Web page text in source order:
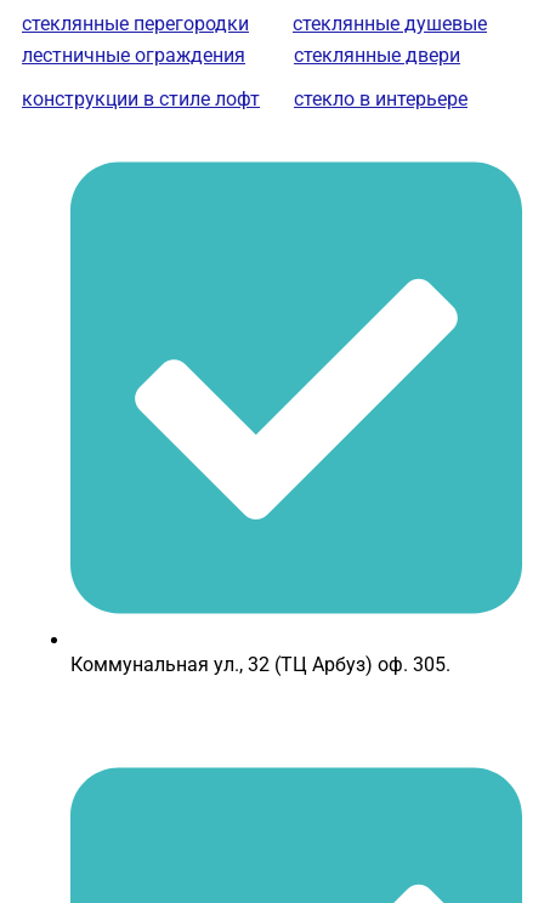
стеклянные перегородки
стеклянные душевые
лестничные ограждения
стеклянные двери
конструкции в стиле лофт
стекло в интерьере
Коммунальная ул., 32 (ТЦ Арбуз) оф. 305.